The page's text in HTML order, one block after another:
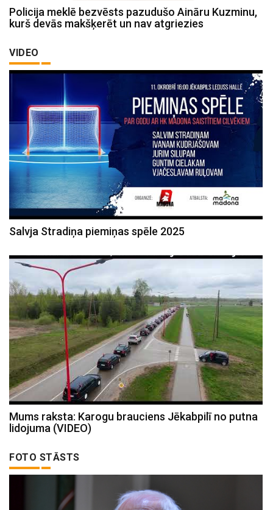
Policija meklē bezvēsts pazudušo Aināru Kuzminu,
kurš devās makšķerēt un nav atgriezies
VIDEO
Salvja Stradiņa piemiņas spēle 2025
Mums raksta: Karogu brauciens Jēkabpilī no putna
lidojuma (VIDEO)
FOTO STĀSTS